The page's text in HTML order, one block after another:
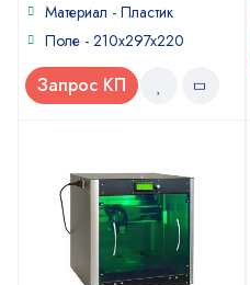
Материал - Пластик
Поле - 210x297x220
Запрос КП